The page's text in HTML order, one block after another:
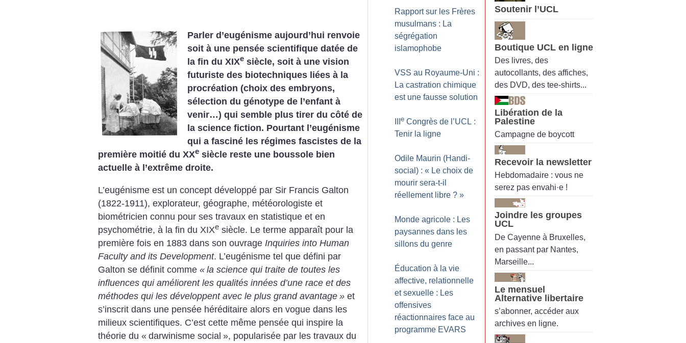
Parler d’eugénisme aujourd’hui renvoie
soit à une pensée scientifique datée de
la fin du XIXe siècle, soit à une vision
futuriste des biotechniques liées à la
procréation (choix des embryons,
sélection du génotype de l’enfant à
venir…) qui semble plus tirer du côté de
la science fiction. Pourtant l’eugénisme
qui a fasciné les régimes fascistes de la
première moitié du XXe siècle reste une boussole bien
actuelle à l’extrême droite.
L’eugénisme est un concept développé par Sir Francis Galton
(1822-1911), explorateur, géographe, météorologiste et
biométricien connu pour ses travaux en statistique et en
psychométrie, à la fin du XIXe siècle. Le terme apparaît pour la
première fois en 1883 dans son ouvrage Inquiries into Human
Faculty and its Development. L’eugénisme tel que défini par
Galton se définit comme « la science qui traite de toutes les
influences qui améliorent les qualités innées d’une race et des
méthodes qui les développent avec le plus grand avantage » et
s’inscrit dans une pensée héréditaire alors en vogue dans les
milieux scientifiques. C’est cette même pensée qui inspire la
théorie du « darwinisme social », popularisée par les travaux du
Rapport sur les Frères
musulmans : La
ségrégation
islamophobe
VSS au Royaume-Uni :
La castration chimique
est une fausse solution
e Congrès de l’UCL :
Tenir la ligne
Odile Maurin (Handi-
social) : « Le choix de
mourir sera-t-il
réellement libre ? »
Monde agricole : Les
paysannes dans les
sillons du genre
Éducation à la vie
affective, relationnelle
et sexuelle : Les
offensives
réactionnaires face au
programme EVARS
Soutenir l’UCL
Boutique UCL en ligne
Des livres, des
autocollants, des affiches,
des DVD, des tee-shirts...
Libération de la
Palestine
Campagne de boycott
Recevoir la newsletter
Hebdomadaire : vous ne
serez pas envahi·e !
Joindre les groupes
UCL
De Cayenne à Bruxelles,
en passant par Nantes,
Marseille...
Le mensuel
Alternative libertaire
s’abonner, accéder aux
archives en ligne.